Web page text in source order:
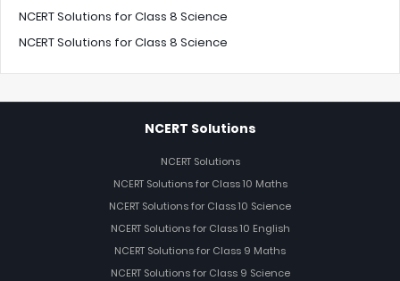
NCERT Solutions for Class 8 Science
NCERT Solutions for Class 8 Science
NCERT Solutions
NCERT Solutions
NCERT Solutions for Class 10 Maths
NCERT Solutions for Class 10 Science
NCERT Solutions for Class 10 English
NCERT Solutions for Class 9 Maths
NCERT Solutions for Class 9 Science